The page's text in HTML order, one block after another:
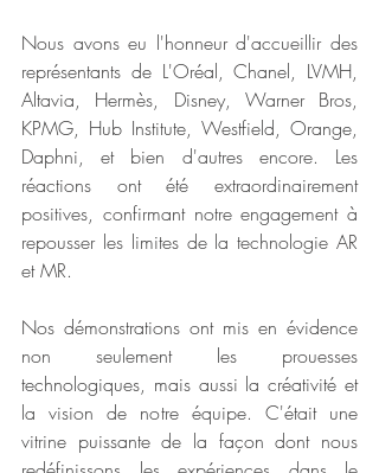
Nous avons eu l'honneur d'accueillir des
représentants de L'Oréal, Chanel, LVMH,
Altavia, Hermès, Disney, Warner Bros,
KPMG, Hub Institute, Westfield, Orange,
Daphni, et bien d'autres encore. Les
réactions ont été extraordinairement
positives, confirmant notre engagement à
repousser les limites de la technologie AR
et MR.
Nos démonstrations ont mis en évidence
non seulement les prouesses
technologiques, mais aussi la créativité et
la vision de notre équipe. C'était une
vitrine puissante de la façon dont nous